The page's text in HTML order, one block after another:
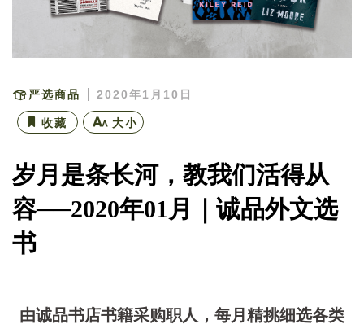
严选商品 2020年1月10日
收藏 大小
岁月是条长河，教我们活得从
容──2020年01月｜诚品外文选
书
由诚品书店书籍采购职人，每月精挑细选各类